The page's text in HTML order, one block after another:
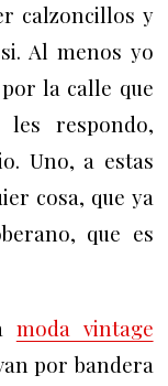
calzoncillos y
Al menos yo
la calle que
respondo,
Uno, a estas
cosa, que ya
que es
moda vintage
por bandera